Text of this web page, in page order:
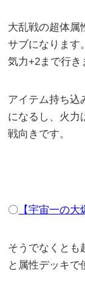
大乱戦の超体属
サブになります
気力+2まで行き
アイテム持ち込
になるし、火力
戦向きです。
〇 【宇宙一の
そうでなくとも
と属性デッキで